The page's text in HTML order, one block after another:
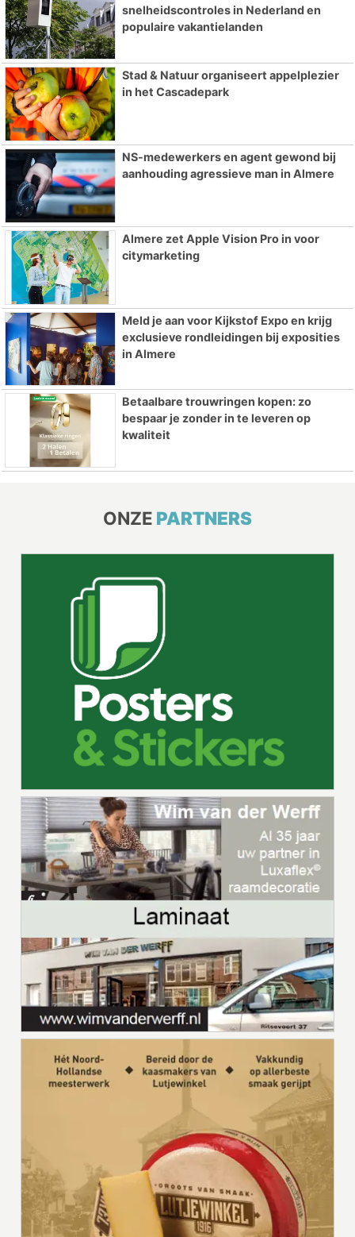
snelheidscontroles in Nederland en
populaire vakantielanden
Stad & Natuur organiseert appelplezier
in het Cascadepark
NS-medewerkers en agent gewond bij
aanhouding agressieve man in Almere
Almere zet Apple Vision Pro in voor
citymarketing
Meld je aan voor Kijkstof Expo en krijg
exclusieve rondleidingen bij exposities
in Almere
Betaalbare trouwringen kopen: zo
bespaar je zonder in te leveren op
kwaliteit
ONZE PARTNERS